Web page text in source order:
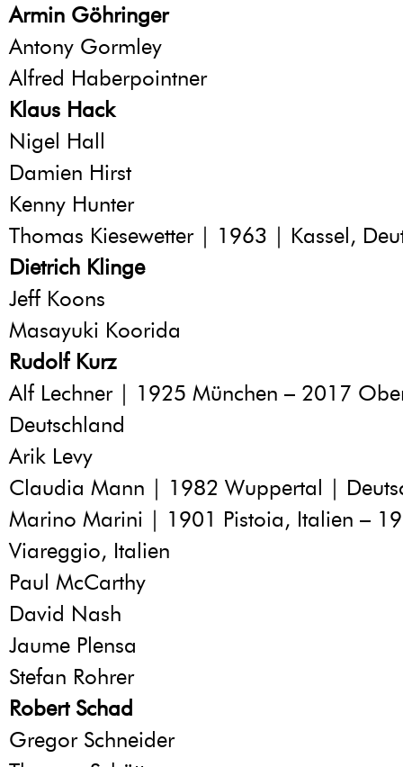
Armin Göhringer
Antony Gormley
Alfred Haberpointner
Klaus Hack
Nigel Hall
Damien Hirst
Kenny Hunter
Thomas Kiesewetter | 1963 | Kassel,
Dietrich Klinge
Jeff Koons
Masayuki Koorida
Rudolf Kurz
Alf Lechner | 1925 München – 2017
Deutschland
Arik Levy
Claudia Mann | 1982 Wuppertal |
Marino Marini | 1901 Pistoia, Italien –
Viareggio, Italien
Paul McCarthy
David Nash
Jaume Plensa
Stefan Rohrer
Robert Schad
Gregor Schneider